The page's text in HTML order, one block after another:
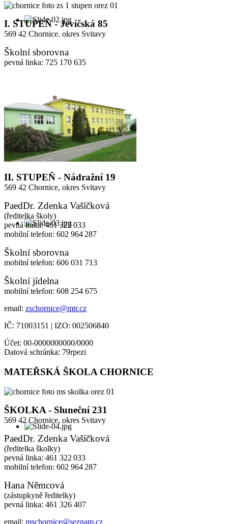
I. STUPEŇ - Jevíčská 85
569 42 Chornice. okres Svitavy
Školní sborovna
pevná linka: 725 170 635
II. STUPEŇ - Nádražní 19
569 42 Chornice, okres Svitavy
PaedDr. Zdenka Vašíčková
(ředitelka školy)
pevná linka: 461 322 033
mobilní telefon: 602 964 287
Školní sborovna
mobilní telefon: 606 031 713
Školní jídelna
mobilní telefon: 608 254 675
email: zschornice@mtr.cz
IČ: 71003151 | IZO: 002506840
Účet: 00-0000000000/0000
Datová schránka: 79rpezi
MATEŘSKÁ ŠKOLA CHORNICE
ŠKOLKA - Sluneční 231
569 42 Chornice, okres Svitavy
PaedDr. Zdenka Vašíčková
(ředitelka školky)
pevná linka: 461 322 033
mobilní telefon: 602 964 287
Hana Němcová
(zástupkyně ředitelky)
pevná linka: 461 326 407
email: mschornice@seznam.cz